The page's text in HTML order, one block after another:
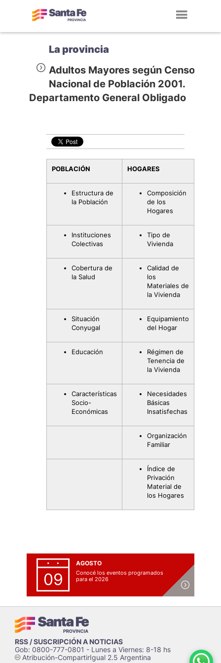
La provincia
Adultos Mayores según Censo
Nacional de Población 2001.
Departamento General Obligado
POBLACIÓN HOGARES
Estructura de
la Población
Composición
de los
Hogares
Instituciones
Colectivas
Tipo de
Vivienda
Cobertura de
la Salud
Calidad de
los
Materiales de
la Vivienda
Situación
Conyugal
Equipamiento
del Hogar
Educación
Régimen de
Tenencia de
la Vivienda
Características
Socio-
Económicas
Necesidades
Básicas
Insatisfechas
Organización
Familiar
Índice de
Privación
Material de
los Hogares
09
AGOSTO
Conocé los eventos programados
para el 2026
RSS / SUSCRIPCIÓN A NOTICIAS
Gob: 0800-777-0801 - Lunes a Viernes: 8-18 hs
cAtribución-CompartirIgual 2.5 Argentina